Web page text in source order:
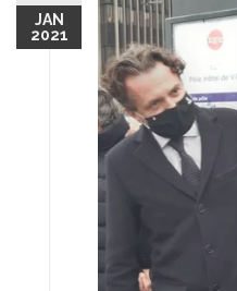
JAN
2021